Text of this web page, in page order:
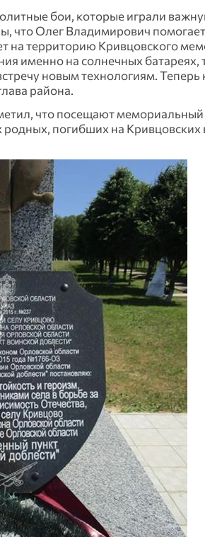
бои, которые играли
что Олег Владимирович
на территорию Кривцовского
именно на солнечных
новым технологиям.
района.
что посещают мемориальный
родных, погибших на